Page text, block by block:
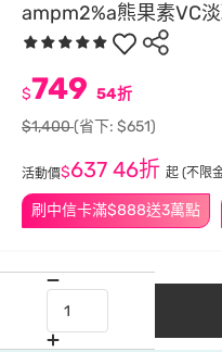
ampm2%a熊果素VC
刷中信卡滿$888送3萬點
$749 54折
$1,400(省下: $651)
活動價$637 46折 起 (不限